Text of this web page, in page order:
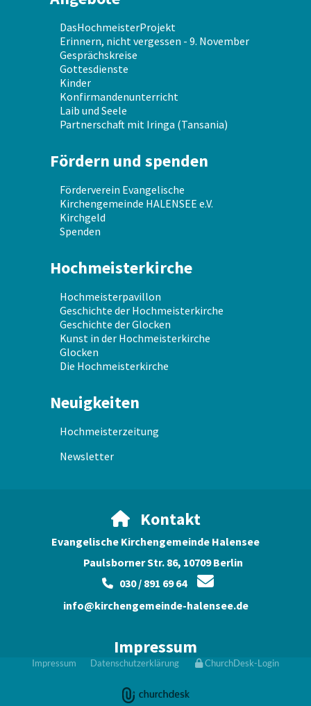
DasHochmeisterProjekt
Erinnern, nicht vergessen - 9. November
Gesprächskreise
Gottesdienste
Kinder
Konfirmandenunterricht
Laib und Seele
Partnerschaft mit Iringa (Tansania)
Fördern und spenden
Förderverein Evangelische
Kirchengemeinde HALENSEE e.V.
Kirchgeld
Spenden
Hochmeisterkirche
Hochmeisterpavillon
Geschichte der Hochmeisterkirche
Geschichte der Glocken
Kunst in der Hochmeisterkirche
Glocken
Die Hochmeisterkirche
Neuigkeiten
Hochmeisterzeitung
Newsletter
Kontakt
Evangelische Kirchengemeinde Halensee
Paulsborner Str. 86, 10709 Berlin
030 / 891 69 64 
info@kirchengemeinde-halensee.de
Impressum
Impressum Datenschutzerklärung ChurchDesk-Login